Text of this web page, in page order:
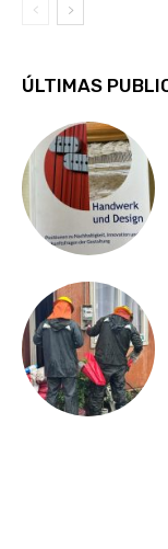
ÚLTIMAS